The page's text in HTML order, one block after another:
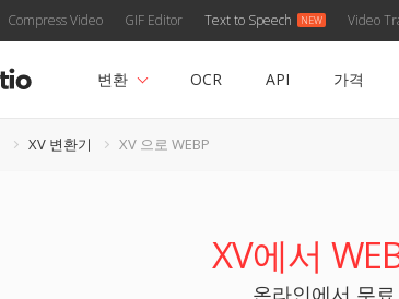
Compress Video GIF Editor Text to Speech Video
변환 OCR API 가격
XV 변환기 XV 으로 WEBP
XV에서
온라인에서 무